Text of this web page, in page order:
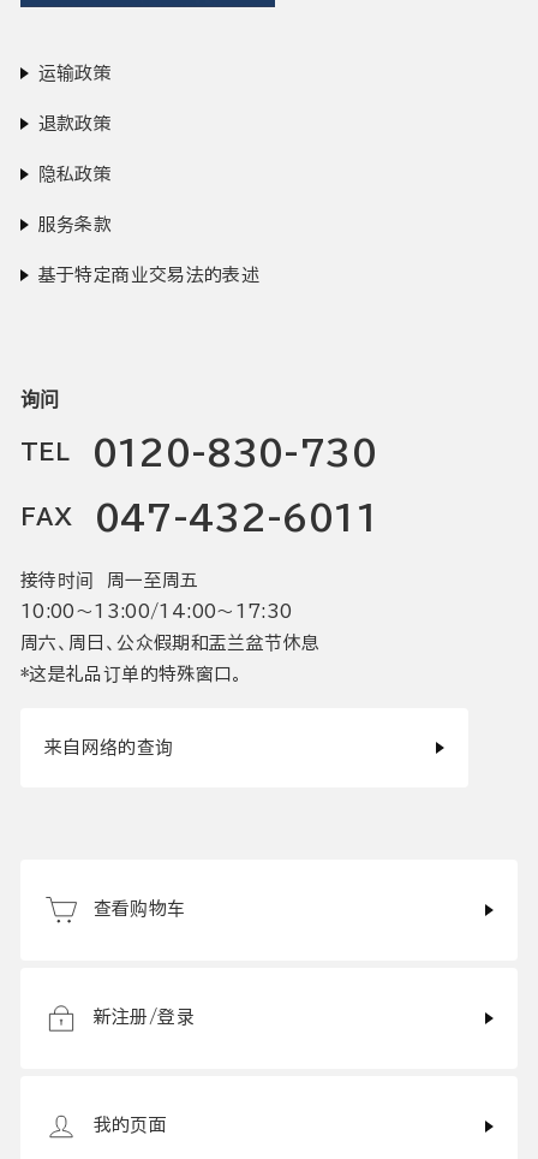
运输政策
退款政策
隐私政策
服务条款
基于特定商业交易法的表述
询问
TEL 0120-830-730
FAX 047-432-6011
接待时间 周一至周五
10:00〜13:00/14:00〜17:30
周六、周日、公众假期和盂兰盆节休息
*这是礼品订单的特殊窗口。
来自网络的查询
查看购物车
新注册/登录
我的页面